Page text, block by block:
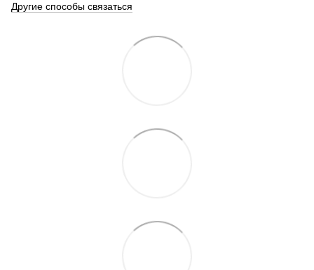
Другие способы связаться